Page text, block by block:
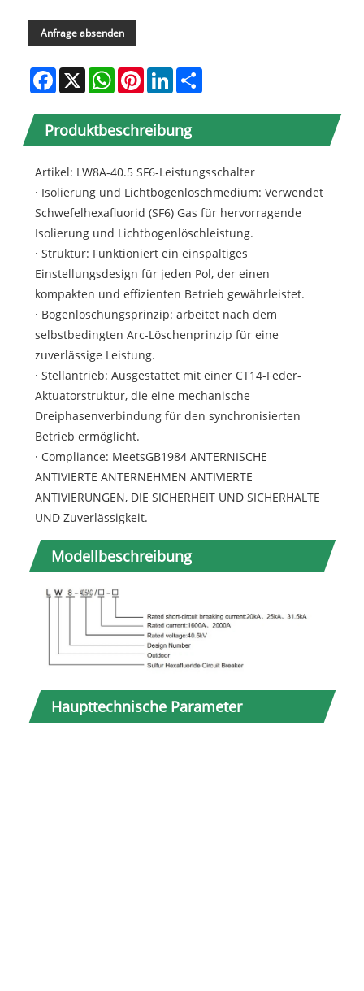
Anfrage absenden
Facebook
X WhatsAppPinterestLinkedIn
Produktbeschreibung
Artikel: LW8A-40.5 SF6-Leistungsschalter
· Isolierung und Lichtbogenlöschmedium: Verwendet
Schwefelhexafluorid (SF6) Gas für hervorragende
Isolierung und Lichtbogenlöschleistung.
· Struktur: Funktioniert ein einspaltiges
Einstellungsdesign für jeden Pol, der einen
kompakten und effizienten Betrieb gewährleistet.
· Bogenlöschungsprinzip: arbeitet nach dem
selbstbedingten Arc-Löschenprinzip für eine
zuverlässige Leistung.
· Stellantrieb: Ausgestattet mit einer CT14-Feder-
Aktuatorstruktur, die eine mechanische
Dreiphasenverbindung für den synchronisierten
Betrieb ermöglicht.
· Compliance: MeetsGB1984 ANTERNISCHE
ANTIVIERTE ANTERNEHMEN ANTIVIERTE
ANTIVIERUNGEN, DIE SICHERHEIT UND SICHERHALTE
UND Zuverlässigkeit.
Modellbeschreibung
Haupttechnische Parameter